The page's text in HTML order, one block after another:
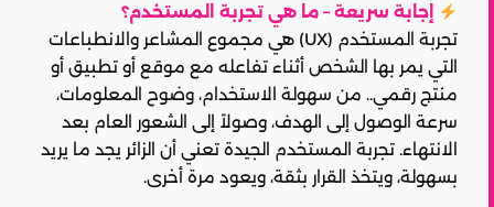
إجابة سريعة – ما هي تجربة المستخدم؟
تجربة المستخدم (UX) هي مجموع المشاعر والانطباعات
التي يمر بها الشخص أثناء تفاعله مع موقع أو تطبيق أو
منتج رقمي.. من سهولة الاستخدام، وضوح المعلومات،
سرعة الوصول إلى الهدف، وصولاً إلى الشعور العام بعد
الانتهاء. تجربة المستخدم الجيدة تعني أن الزائر يجد ما يريد
بسهولة، ويتخذ القرار بثقة، ويعود مرة أخرى.